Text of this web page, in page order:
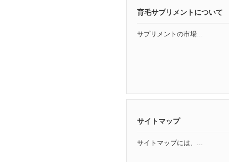
育毛サプリメントについて
サプリメントの市場...
サイトマップ
サイトマップには、...